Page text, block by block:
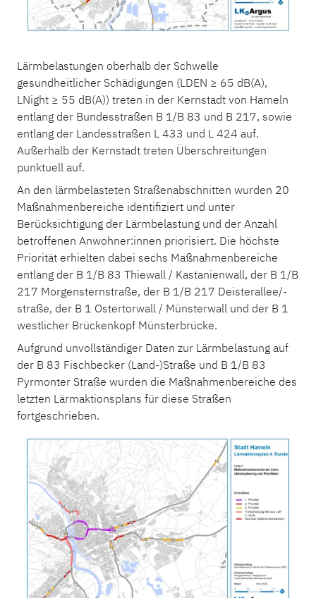
Lärmbelastungen oberhalb der Schwelle
gesundheitlicher Schädigungen (LDEN ≥ 65 dB(A),
LNight ≥ 55 dB(A)) treten in der Kernstadt von Hameln
entlang der Bundesstraßen B 1/B 83 und B 217, sowie
entlang der Landesstraßen L 433 und L 424 auf.
Außerhalb der Kernstadt treten Überschreitungen
punktuell auf.
An den lärmbelasteten Straßenabschnitten wurden 20
Maßnahmenbereiche identifiziert und unter
Berücksichtigung der Lärmbelastung und der Anzahl
betroffenen Anwohner:innen priorisiert. Die höchste
Priorität erhielten dabei sechs Maßnahmenbereiche
entlang der B 1/B 83 Thiewall / Kastanienwall, der B 1/B
217 Morgensternstraße, der B 1/B 217 Deisterallee/-
straße, der B 1 Ostertorwall / Münsterwall und der B 1
westlicher Brückenkopf Münsterbrücke.
Aufgrund unvollständiger Daten zur Lärmbelastung auf
der B 83 Fischbecker (Land-)Straße und B 1/B 83
Pyrmonter Straße wurden die Maßnahmenbereiche des
letzten Lärmaktionsplans für diese Straßen
fortgeschrieben.